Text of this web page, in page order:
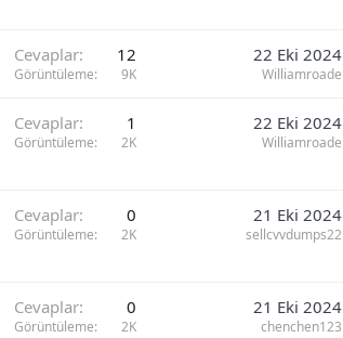
Cevaplar 12
Görüntüleme 9K
22 Eki 2024
Williamroade
Cevaplar 1
Görüntüleme 2K
22 Eki 2024
Williamroade
Cevaplar 0
Görüntüleme 2K
21 Eki 2024
sellcvvdumps22
Cevaplar 0
Görüntüleme 2K
21 Eki 2024
chenchen123